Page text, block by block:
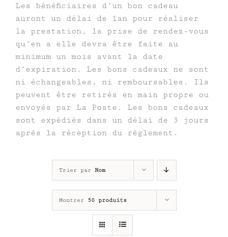
Les bénéficiaires d’un bon cadeau
auront un délai de 1an pour réaliser
la prestation, la prise de rendez-vous
qu’en a elle devra être faite au
minimum un mois avant la date
d’expiration. Les bons cadeaux ne sont
ni échangeables, ni remboursables. Ils
peuvent être retirés en main propre ou
envoyés par La Poste. Les bons cadeaux
sont expédiés dans un délai de 3 jours
après la réception du règlement.
Trier par Nom
Montrer 50 produits